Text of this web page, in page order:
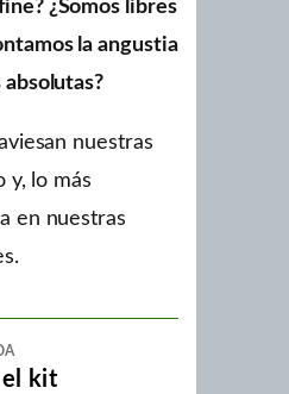
¿Somos libres
la angustia
nuestras
y, lo más
en nuestras
el kit